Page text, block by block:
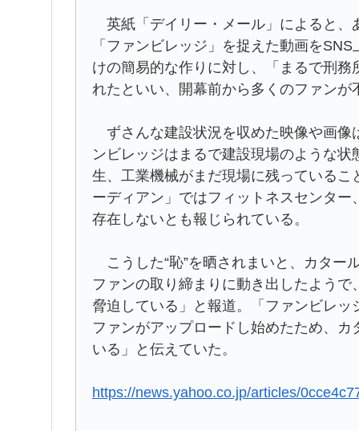
英紙「デイリー・メール」によると、
「ファンビレッジ」を捉えた動画を
けの簡易的な作りに対し、「まるで刑
れたといい、開幕前から多くのファンが
ずさんな建設状況を収めた映像や画像
ンビレッジはまるで建設現場のような
生、工業機械がまだ現場に残っている
ーディアン」ではフィットネスセンタ
存在しないとも報じられている。
こうした“恥”を晒されまいと、カター
ファンの取り締まりに動き出したよう
脅迫している」と報道。「ファンビレ
ファンがアップロードし始めたため、
いる」と伝えていた。
https://news.yahoo.co.jp/articles/